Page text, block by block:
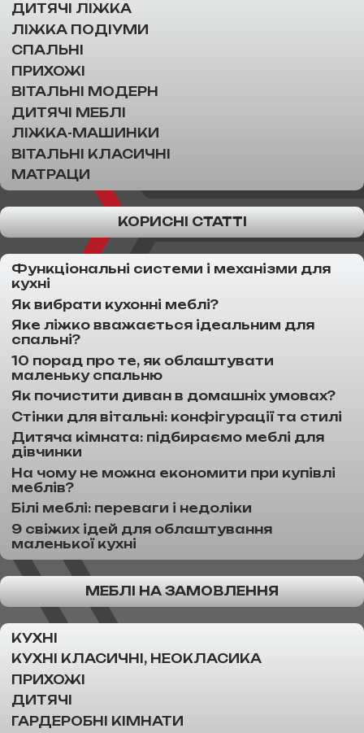
ДИТЯЧІ ЛІЖКА
ЛІЖКА ПОДІУМИ
СПАЛЬНІ
ПРИХОЖІ
ВІТАЛЬНІ МОДЕРН
ДИТЯЧІ МЕБЛІ
ЛІЖКА-МАШИНКИ
ВІТАЛЬНІ КЛАСИЧНІ
МАТРАЦИ
КОРИСНІ СТАТТІ
Функціональні системи і механізми для
кухні
Як вибрати кухонні меблі?
Яке ліжко вважається ідеальним для
спальні?
10 порад про те, як облаштувати
маленьку спальню
Як почистити диван в домашніх умовах?
Стінки для вітальні: конфігурації та стилі
Дитяча кімната: підбираємо меблі для
дівчинки
На чому не можна економити при купівлі
меблів?
Білі меблі: переваги і недоліки
9 свіжих ідей для облаштування
маленької кухні
МЕБЛІ НА ЗАМОВЛЕННЯ
КУХНІ
КУХНІ КЛАСИЧНІ, НЕОКЛАСИКА
ПРИХОЖІ
ДИТЯЧІ
ГАРДЕРОБНІ КІМНАТИ